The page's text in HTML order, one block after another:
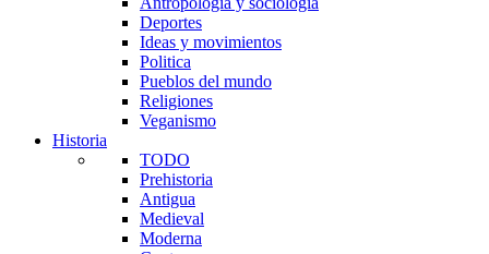
Deportes
Ideas y movimientos
Politica
Pueblos del mundo
Religiones
Veganismo
Historia
TODO
Prehistoria
Antigua
Medieval
Moderna